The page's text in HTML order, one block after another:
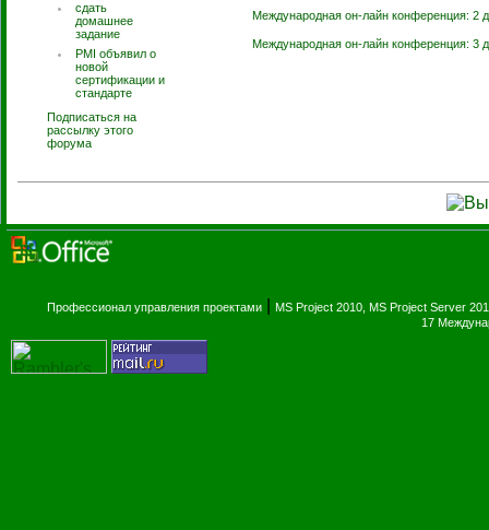
сдать
домашнее
задание
PMI объявил о
новой
сертификации и
стандарте
Подписаться на
рассылку этого
форума
Международная он-лайн конференция: 2
Международная он-лайн конференция: 3
Профессионал управления проектами
MS Project 2010, MS Project Server
17